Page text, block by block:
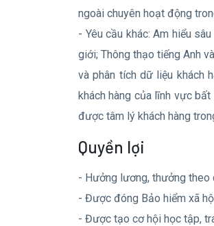
ngoài chuyên hoạt động
- Yêu cầu khác: Am hiểu
giới; Thông thạo tiếng Anh
và phân tích dữ liệu khách
khách hàng của lĩnh vực
được tâm lý khách hàng
Quyền lợi
- Hưởng lương, thưởng theo
- Được đóng Bảo hiểm xã
- Được tạo cơ hội học tập,